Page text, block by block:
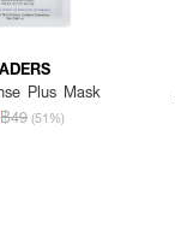
Plus Mask
฿49 (51%)